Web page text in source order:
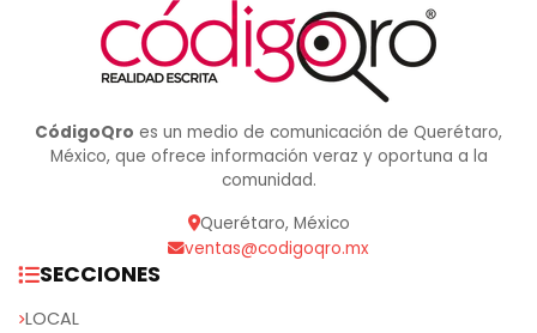
CódigoQro es un medio de comunicación de Querétaro,
México, que ofrece información veraz y oportuna a la
comunidad.
Querétaro, México
ventas@codigoqro.mx
SECCIONES
LOCAL